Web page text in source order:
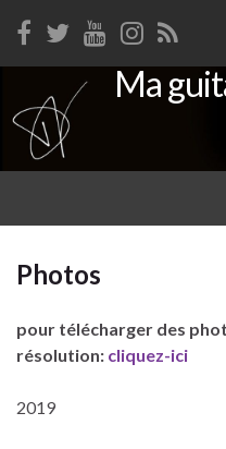
Search for:
Ma
Photos
pour télécharger des
résolution: cliquez-ici
2019